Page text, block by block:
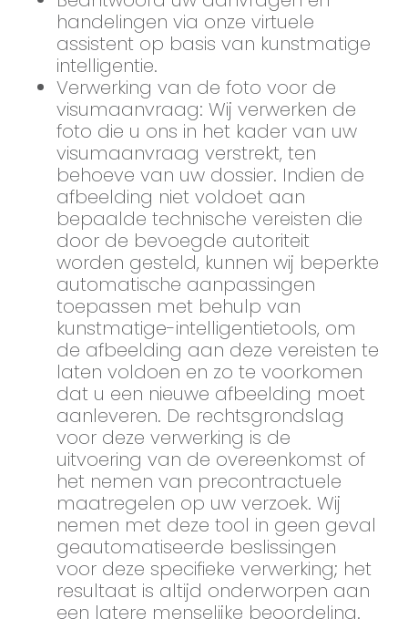
handelingen via onze virtuele
assistent op basis van kunstmatige
intelligentie.
Verwerking van de foto voor de
visumaanvraag: Wij verwerken de
foto die u ons in het kader van uw
visumaanvraag verstrekt, ten
behoeve van uw dossier. Indien de
afbeelding niet voldoet aan
bepaalde technische vereisten die
door de bevoegde autoriteit
worden gesteld, kunnen wij beperkte
automatische aanpassingen
toepassen met behulp van
kunstmatige-intelligentietools, om
de afbeelding aan deze vereisten te
laten voldoen en zo te voorkomen
dat u een nieuwe afbeelding moet
aanleveren. De rechtsgrondslag
voor deze verwerking is de
uitvoering van de overeenkomst of
het nemen van precontractuele
maatregelen op uw verzoek. Wij
nemen met deze tool in geen geval
geautomatiseerde beslissingen
voor deze specifieke verwerking; het
resultaat is altijd onderworpen aan
een latere menselijke beoordeling.